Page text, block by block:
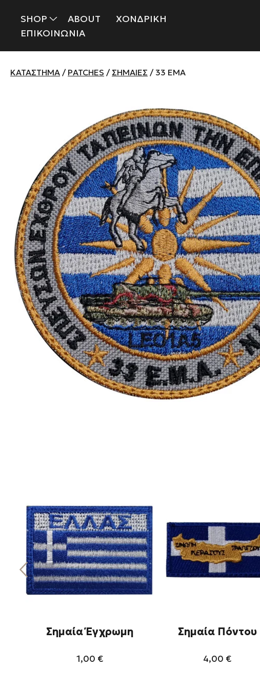
SHOP ABOUT
ΧΟΝΔΡΙΚΗ
ΕΠΙΚΟΙΝΩΝΙΑ
ΚΑΤΆΣΤΗΜΑ / PATCHES / ΣΗΜΑΊΕΣ / 33 EMA
Σημαία Έγχρωμη
1,00 €
Σημαία Πόντου
4,00 €